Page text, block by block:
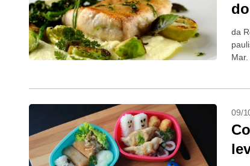
da
09/